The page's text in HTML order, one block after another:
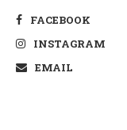
FACEBOOK
INSTAGRAM
EMAIL